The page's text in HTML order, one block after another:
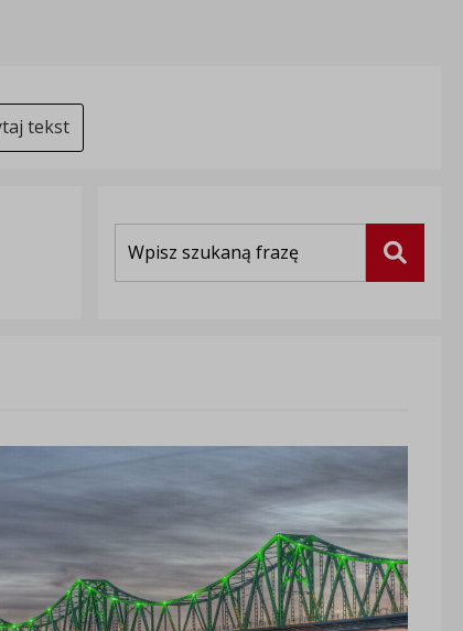
tekst
Szukaj